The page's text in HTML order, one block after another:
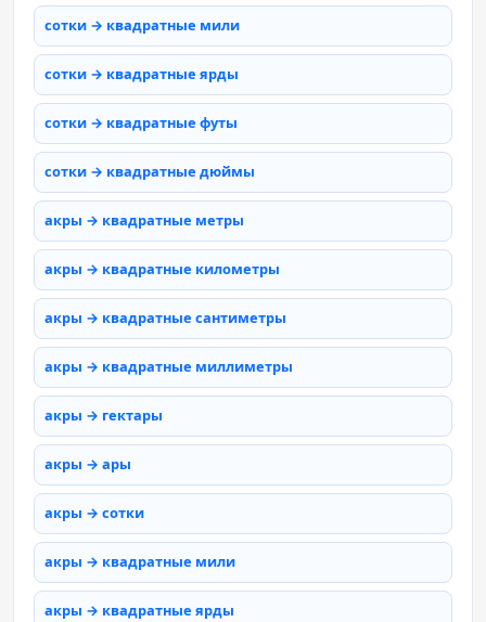
сотки → квадратные мили
сотки → квадратные ярды
сотки → квадратные футы
сотки → квадратные дюймы
акры → квадратные метры
акры → квадратные километры
акры → квадратные сантиметры
акры → квадратные миллиметры
акры → гектары
акры → ары
акры → сотки
акры → квадратные мили
акры → квадратные ярды